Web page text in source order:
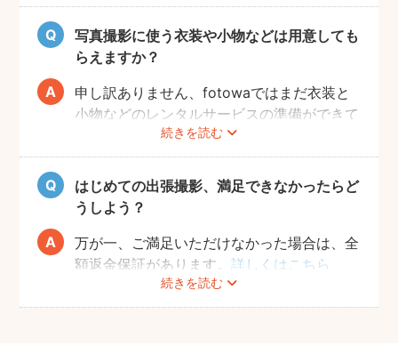
合わせておくと、当日スムーズに撮影ができ
るのでおすすめです。
写真撮影に使う衣装や小物などは用意しても
らえますか？
続きを読む
申し訳ありません、fotowaではまだ衣装と
小物などのレンタルサービスの準備ができて
おりませんので、お客様ご自身にご用意をお
願いしております。
はじめての出張撮影、満足できなかったらど
うしよう？
続きを読む
万が一、ご満足いただけなかった場合は、全
額返金保証があります。詳しくはこちら